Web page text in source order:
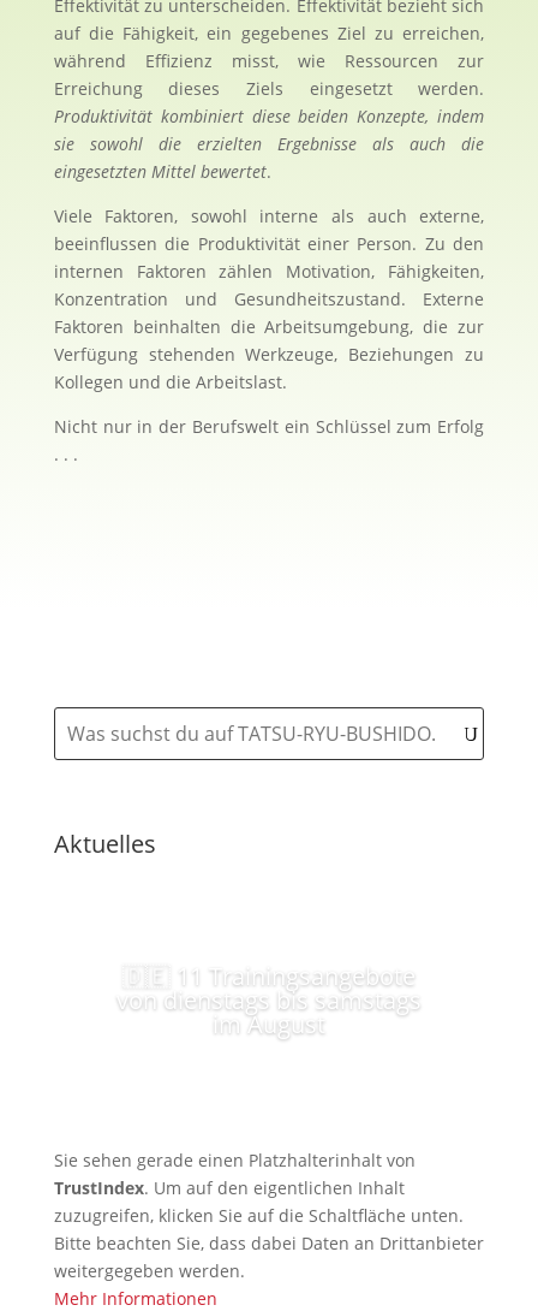
Effektivität zu unterscheiden. Effektivität bezieht sich
auf die Fähigkeit, ein gegebenes Ziel zu erreichen,
während Effizienz misst, wie Ressourcen zur
Erreichung dieses Ziels eingesetzt werden.
Produktivität kombiniert diese beiden Konzepte, indem
sie sowohl die erzielten Ergebnisse als auch die
eingesetzten Mittel bewertet.
Viele Faktoren, sowohl interne als auch externe,
beeinflussen die Produktivität einer Person. Zu den
internen Faktoren zählen Motivation, Fähigkeiten,
Konzentration und Gesundheitszustand. Externe
Faktoren beinhalten die Arbeitsumgebung, die zur
Verfügung stehenden Werkzeuge, Beziehungen zu
Kollegen und die Arbeitslast.
Nicht nur in der Berufswelt ein Schlüssel zum Erfolg
. . .
Aktuelles
🇩🇪 11 Trainingsangebote
von dienstags bis samstags
im August
Sie sehen gerade einen Platzhalterinhalt von
TrustIndex. Um auf den eigentlichen Inhalt
zuzugreifen, klicken Sie auf die Schaltfläche unten.
Bitte beachten Sie, dass dabei Daten an Drittanbieter
weitergegeben werden.
Mehr Informationen